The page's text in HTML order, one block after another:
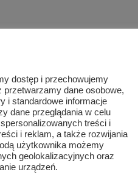
dostęp i przechowujemy
przetwarzamy dane osobowe,
i standardowe informacje
dane przeglądania w celu
treści i
i reklam, a także rozwijania
użytkownika możemy
geolokalizacyjnych oraz
urządzeń.